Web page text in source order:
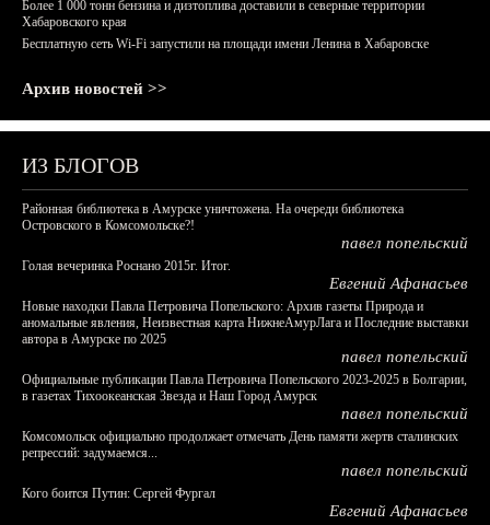
Более 1 000 тонн бензина и дизтоплива доставили в северные территории
Хабаровского края
Бесплатную сеть Wi-Fi запустили на площади имени Ленина в Хабаровске
Архив новостей >>
ИЗ БЛОГОВ
Районная библиотека в Амурске уничтожена. На очереди библиотека
Островского в Комсомольске?!
павел попельский
Голая вечеринка Роснано 2015г. Итог.
Евгений Афанасьев
Новые находки Павла Петровича Попельского: Архив газеты Природа и
аномальные явления, Неизвестная карта НижнеАмурЛага и Последние выставки
автора в Амурске по 2025
павел попельский
Официальные публикации Павла Петровича Попельского 2023-2025 в Болгарии,
в газетах Тихоокеанская Звезда и Наш Город Амурск
павел попельский
Комсомольск официально продолжает отмечать День памяти жертв сталинских
репрессий: задумаемся...
павел попельский
Кого боится Путин: Сергей Фургал
Евгений Афанасьев